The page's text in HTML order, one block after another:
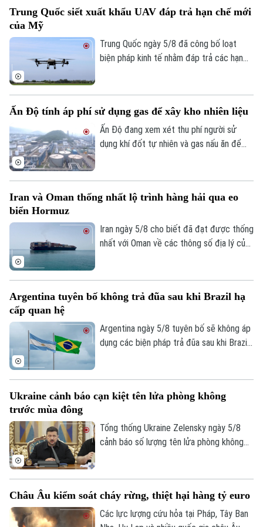
Đánh giá
Hướng nghiệp
Làng nghề
Di tích
Y tế
Tư vấn sức khỏe
Thể thao
Quần vợt
Golf
Giải trí
Tin tức
Sao
Điện ảnh
Thời trang
Âm nhạc
tài xế thiệt mạng. Đây là vụ tấn công thứ
Nga chỉ trong vòng một tuần qua.
Trung Quốc siết xuất khẩu UAV đáp trả hạn chế mới
của Mỹ
Trung Quốc ngày 5/8 đã công bố loạt
biện pháp kinh tế nhằm đáp trả các hạn
sách trả đũa.
Ấn Độ tính áp phí sử dụng gas để xây kho nhiên liệu
Ấn Độ đang xem xét thu phí người sử
dụng khí đốt tự nhiên và gas nấu ăn để
Iran và Oman thống nhất lộ trình hàng hải qua eo
biển Hormuz
Iran ngày 5/8 cho biết đã đạt được thống
nhất với Oman về các thông số địa lý của
Argentina tuyên bố không trả đũa sau khi Brazil hạ
cấp quan hệ
Argentina ngày 5/8 tuyên bố sẽ không áp
dụng các biện pháp trả đũa sau khi Brazil
và khẳng định không muốn làm gia tăng
Ukraine cảnh báo cạn kiệt tên lửa phòng không
trước mùa đông
Tổng thống Ukraine Zelensky ngày 5/8
cảnh báo số lượng tên lửa phòng không
vào thời điểm Nga đang gia tăng các
cuộc tập kích vào nhiều thành phố của
Châu Âu kiểm soát cháy rừng, thiệt hại hàng tỷ euro
Các lực lượng cứu hỏa tại Pháp, Tây Ban